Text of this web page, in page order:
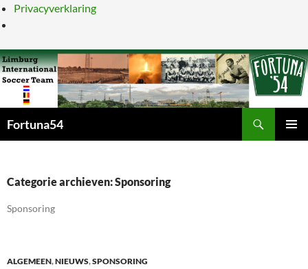
Privacyverklaring
Fortuna54
INHOUD
Categorie archieven: Sponsoring
Sponsoring
ALGEMEEN,NIEUWS,SPONSORING